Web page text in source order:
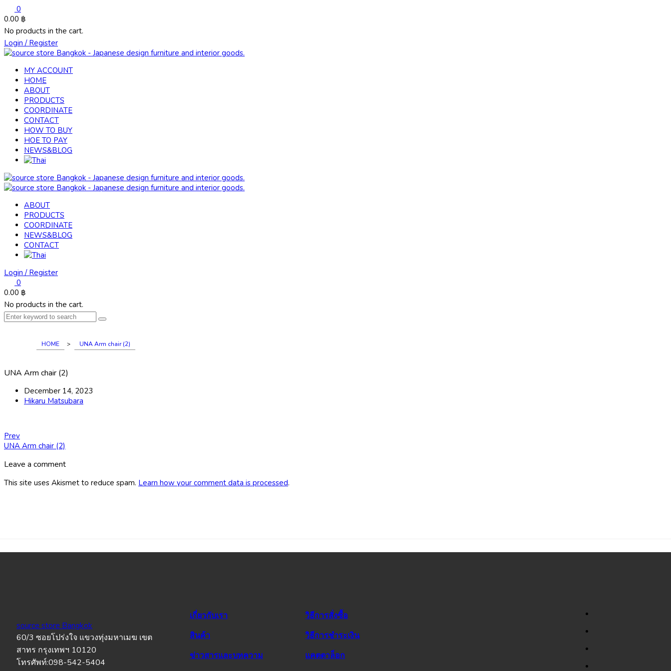
0
0.00 ฿
No products in the cart.
Login / Register
MY ACCOUNT
HOME
ABOUT
PRODUCTS
COORDINATE
CONTACT
HOW TO BUY
HOE TO PAY
NEWS&BLOG
ABOUT
PRODUCTS
COORDINATE
NEWS&BLOG
CONTACT
Login / Register
0
0.00 ฿
No products in the cart.
HOME > UNA Arm chair (2)
UNA Arm chair (2)
December 14, 2023
Hikaru Matsubara
Prev
UNA Arm chair (2)
Leave a comment
This site uses Akismet to reduce spam. Learn how your comment data is processed.
source store Bangkok
60/3 ซอยโปร่งใจ แขวงทุ่งมหาเมฆ เขต
สาทร กรุงเทพฯ 10120
โทรศัพท์:098-542-5404
เกี่ยวกับเรา
สินค้า
ข่าวสารและบทความ
วิธีการสั่งซื้อ
วิธีการชำระเงิน
แคตตาล็อก